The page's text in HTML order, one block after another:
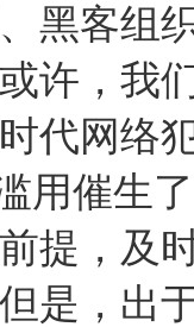
黑客组
许，我
代网络
用催生
提，及
是，出